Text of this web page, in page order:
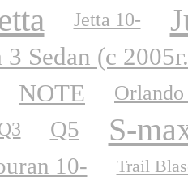
Jetta 10-
3 Sedan (с
NOTE
Q5 S-
10- Trail